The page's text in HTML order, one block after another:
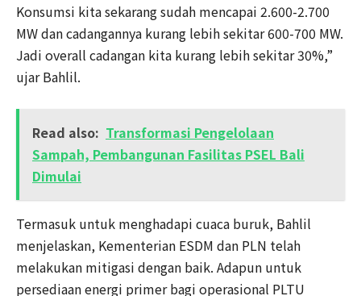
Konsumsi kita sekarang sudah mencapai 2.600-2.700
MW dan cadangannya kurang lebih sekitar 600-700 MW.
Jadi overall cadangan kita kurang lebih sekitar 30%,”
ujar Bahlil.
Read also: Transformasi Pengelolaan
Sampah, Pembangunan Fasilitas PSEL Bali
Dimulai
Termasuk untuk menghadapi cuaca buruk, Bahlil
menjelaskan, Kementerian ESDM dan PLN telah
melakukan mitigasi dengan baik. Adapun untuk
persediaan energi primer bagi operasional PLTU